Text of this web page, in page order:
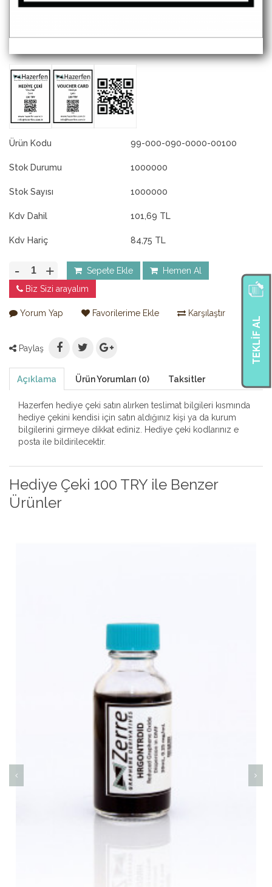
TEKLIF AL
Ürün Kodu 99-000-090-0000-00100
Stok Durumu 1000000
Stok Sayısı 1000000
Kdv Dahil 101,69 TL
Kdv Hariç 84,75 TL
- + Sepete Ekle
Hemen Al
Biz Sizi arayalım
Yorum Yap Favorilerime Ekle Karşılaştır
Paylaş
Açıklama Ürün Yorumları (0) Taksitler
Hazerfen hediye çeki satın alırken teslimat bilgileri kısmında
hediye çekini kendisi için satın aldığınız kişi ya da kurum
bilgilerini girmeye dikkat ediniz. Hediye çeki kodlarınız e
posta ile bildirilecektir.
Hediye Çeki 100 TRY ile Benzer
Ürünler